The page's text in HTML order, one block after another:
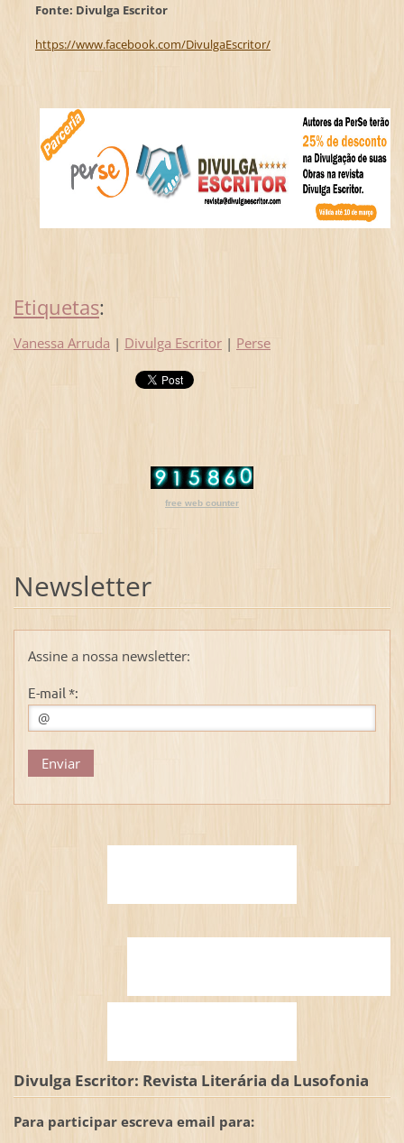
Fonte: Divulga Escritor
https://www.facebook.com/DivulgaEscritor/
Etiquetas:
Vanessa Arruda | Divulga Escritor | Perse
free web counter
Newsletter
Assine a nossa newsletter:
E-mail *:
Divulga Escritor: Revista Literária da Lusofonia
Para participar escreva email para: